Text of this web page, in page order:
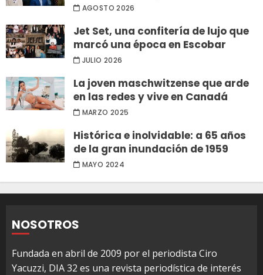
AGOSTO 2026
Jet Set, una confitería de lujo que
marcó una época en Escobar
JULIO 2026
La joven maschwitzense que arde
en las redes y vive en Canadá
MARZO 2025
Histórica e inolvidable: a 65 años
de la gran inundación de 1959
MAYO 2024
NOSOTROS
Fundada en abril de 2009 por el periodista Ciro
Yacuzzi, DIA 32 es una revista periodística de interés